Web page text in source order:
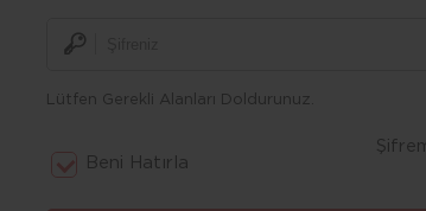
Lütfen Gerekli Alanları Doldurunuz.
Beni Hatırla